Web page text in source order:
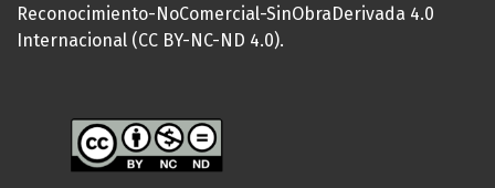
Reconocimiento-NoComercial-SinObraDerivada 4.0
Internacional (CC BY-NC-ND 4.0).